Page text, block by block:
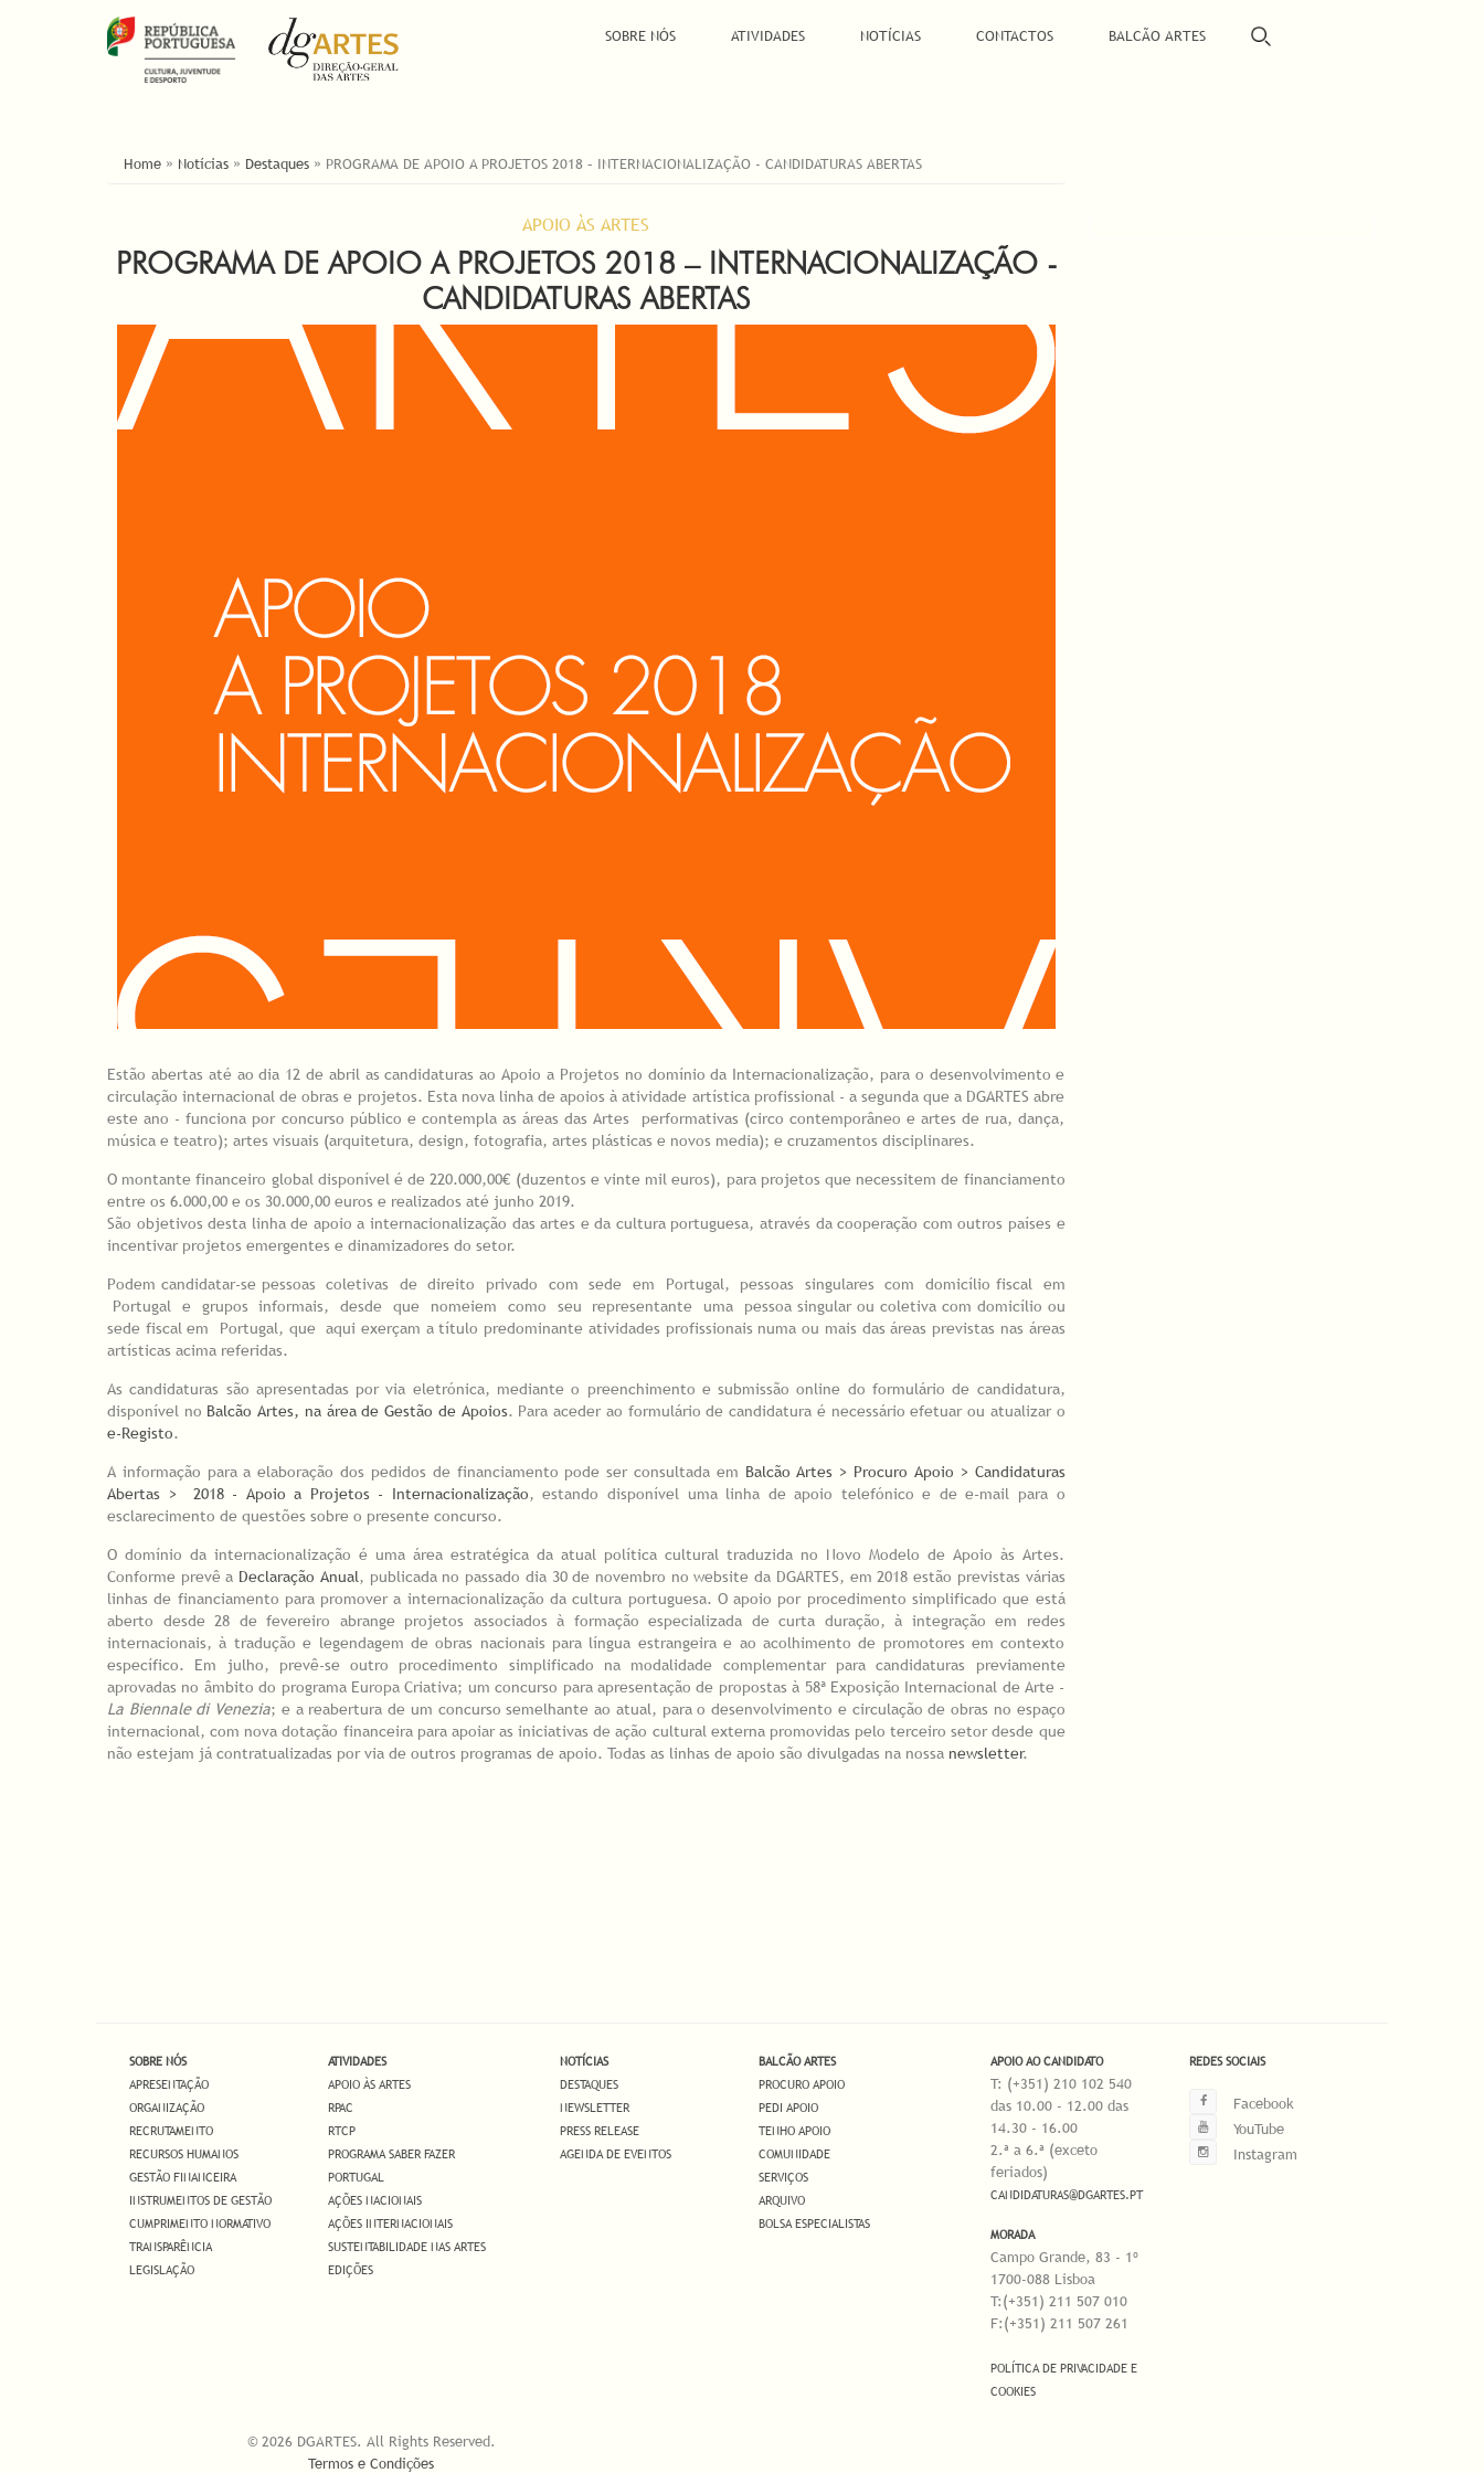
SOBRE NÓS ATIVIDADES NOTÍCIAS CONTACTOS BALCÃO ARTES
ESTÁ AQUI
Home » Notícias » Destaques » PROGRAMA DE APOIO A PROJETOS 2018 – INTERNACIONALIZAÇÃO - CANDIDATURAS ABERTAS
APOIO ÀS ARTES
PROGRAMA DE APOIO A PROJETOS 2018 – INTERNACIONALIZAÇÃO -
CANDIDATURAS ABERTAS
Estão abertas até ao dia 12 de abril as candidaturas ao Apoio a Projetos no domínio da Internacionalização, para o desenvolvimento e
circulação internacional de obras e projetos. Esta nova linha de apoios à atividade artística profissional - a segunda que a DGARTES abre
este ano - funciona por concurso público e contempla as áreas das Artes performativas (circo contemporâneo e artes de rua, dança,
música e teatro); artes visuais (arquitetura, design, fotografia, artes plásticas e novos media); e cruzamentos disciplinares.
O montante financeiro global disponível é de 220.000,00€ (duzentos e vinte mil euros), para projetos que necessitem de financiamento
entre os 6.000,00 e os 30.000,00 euros e realizados até junho 2019.
São objetivos desta linha de apoio a internacionalização das artes e da cultura portuguesa, através da cooperação com outros países e
incentivar projetos emergentes e dinamizadores do setor.
Podem candidatar-se pessoas coletivas de direito privado com sede em Portugal, pessoas singulares com domicílio fiscal em
Portugal e grupos informais, desde que nomeiem como seu representante uma pessoa singular ou coletiva com domicílio ou
sede fiscal em Portugal, que aqui exerçam a título predominante atividades profissionais numa ou mais das áreas previstas nas áreas
artísticas acima referidas.
As candidaturas são apresentadas por via eletrónica, mediante o preenchimento e submissão online do formulário de candidatura,
disponível no Balcão Artes, na área de Gestão de Apoios. Para aceder ao formulário de candidatura é necessário efetuar ou atualizar o
e-Registo.
A informação para a elaboração dos pedidos de financiamento pode ser consultada em Balcão Artes > Procuro Apoio > Candidaturas
Abertas > 2018 - Apoio a Projetos - Internacionalização, estando disponível uma linha de apoio telefónico e de e-mail para o
esclarecimento de questões sobre o presente concurso.
O domínio da internacionalização é uma área estratégica da atual política cultural traduzida no Novo Modelo de Apoio às Artes.
Conforme prevê a Declaração Anual, publicada no passado dia 30 de novembro no website da DGARTES, em 2018 estão previstas várias
linhas de financiamento para promover a internacionalização da cultura portuguesa. O apoio por procedimento simplificado que está
aberto desde 28 de fevereiro abrange projetos associados à formação especializada de curta duração, à integração em redes
internacionais, à tradução e legendagem de obras nacionais para língua estrangeira e ao acolhimento de promotores em contexto
específico. Em julho, prevê-se outro procedimento simplificado na modalidade complementar para candidaturas previamente
aprovadas no âmbito do programa Europa Criativa; um concurso para apresentação de propostas à 58ª Exposição Internacional de Arte -
La Biennale di Venezia; e a reabertura de um concurso semelhante ao atual, para o desenvolvimento e circulação de obras no espaço
internacional, com nova dotação financeira para apoiar as iniciativas de ação cultural externa promovidas pelo terceiro setor desde que
não estejam já contratualizadas por via de outros programas de apoio. Todas as linhas de apoio são divulgadas na nossa newsletter.
SOBRE NÓS
APRESENTAÇÃO
ORGANIZAÇÃO
RECRUTAMENTO
RECURSOS HUMANOS
GESTÃO FINANCEIRA
INSTRUMENTOS DE GESTÃO
CUMPRIMENTO NORMATIVO
TRANSPARÊNCIA
LEGISLAÇÃO
ATIVIDADES
APOIO ÀS ARTES
RPAC
RTCP
PROGRAMA SABER FAZER
PORTUGAL
AÇÕES NACIONAIS
AÇÕES INTERNACIONAIS
SUSTENTABILIDADE NAS ARTES
EDIÇÕES
NOTÍCIAS
DESTAQUES
NEWSLETTER
PRESS RELEASE
AGENDA DE EVENTOS
BALCÃO ARTES
PROCURO APOIO
PEDI APOIO
TENHO APOIO
COMUNIDADE
SERVIÇOS
ARQUIVO
BOLSA ESPECIALISTAS
APOIO AO CANDIDATO
T: (+351) 210 102 540
das 10.00 - 12.00 das
14.30 - 16.00
2.ª a 6.ª (exceto
feriados)
CANDIDATURAS@DGARTES.PT
MORADA
Campo Grande, 83 - 1º
1700-088 Lisboa
T:(+351) 211 507 010
F:(+351) 211 507 261
POLÍTICA DE PRIVACIDADE E
COOKIES
REDES SOCIAIS
Facebook
YouTube
Instagram
© 2026 DGARTES. All Rights Reserved.
Termos e Condições